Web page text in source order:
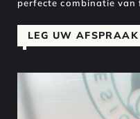
perfecte combinatie
LEG UW